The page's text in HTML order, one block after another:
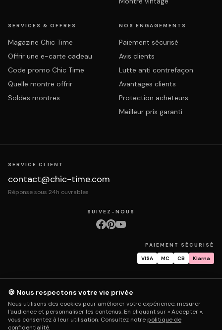
SERVICES & OFFRES
Magazine Chic Time
Offrir une e-carte cadeau
Code promo Chic Time
Quelle montre offrir
Soldes montres
NOS ENGAGEMENTS
Paiement sécurisé
Avis clients
Lutte anti contrefaçon
Avantages clients
Protection acheteurs
Meilleur prix garanti
SERVICE CLIENT
contact@chic-time.com
Réponse sous 24h ouvrables
SUIVEZ-NOUS
PAIEMENT SÉCURISÉ
VISA MC CB Klarna
À proposContactMentions légales CGVProtection des données
Retours & échangesDroit de rétractationLivraisonSuivi commande
Garantie & réparationFAQMon compte
🍪 Nous respectons votre vie privée
Nous utilisons des cookies pour améliorer votre expérience, mesurer
l'audience et personnaliser les contenus. En cliquant sur « Accepter »,
vous consentez à leur utilisation. Consultez notre politique de
confidentialité.